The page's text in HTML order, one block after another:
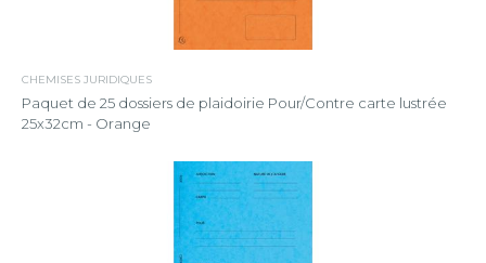
CHEMISES JURIDIQUES
Paquet de 25 dossiers de plaidoirie Pour/Contre carte lustrée
25x32cm - Orange